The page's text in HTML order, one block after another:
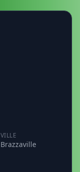
VILLE
Brazzaville